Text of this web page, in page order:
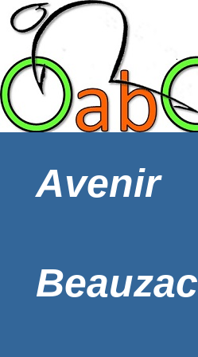
Avenir
Beauzac